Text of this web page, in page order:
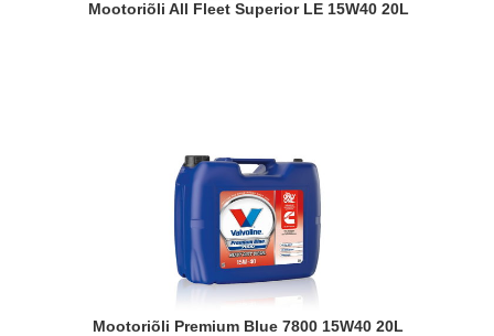
Mootoriõli All Fleet Superior LE 15W40 20L
Mootoriõli Premium Blue 7800 15W40 20L